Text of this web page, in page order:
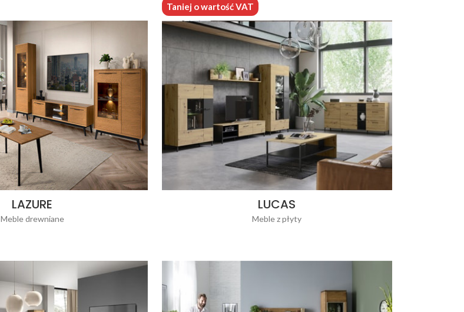
LAZURE
Meble drewniane
Taniej o wartość VAT
LUCAS
Meble z płyty